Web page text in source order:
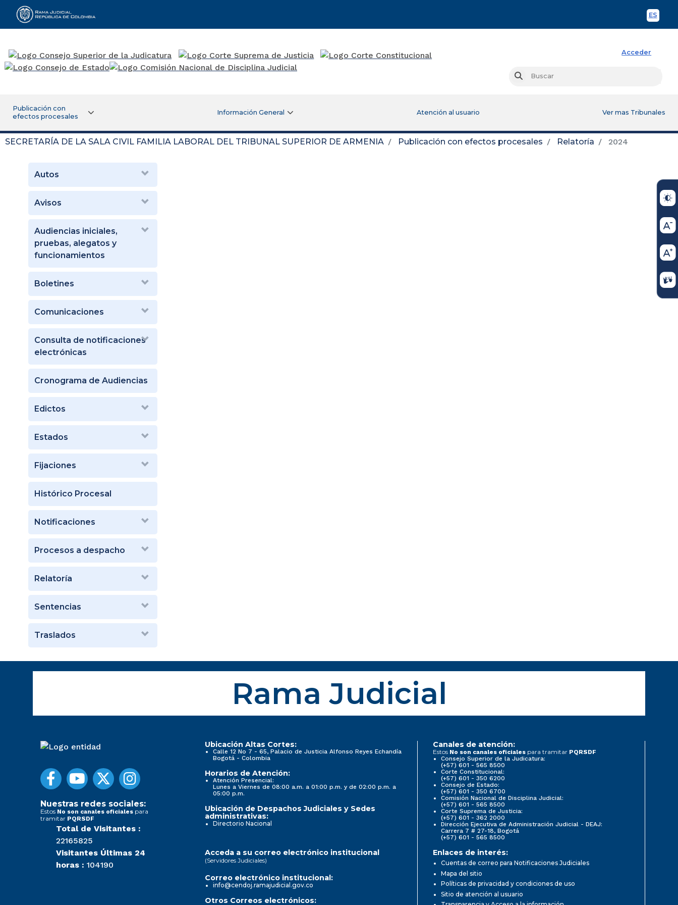
ES
Rama Judicial
Acceder
Buscar
Publicación con
efectos procesales
Información General Atención al usuario Ver mas Tribunales
SECRETARÍA DE LA SALA CIVIL FAMILIA LABORAL DEL TRIBUNAL SUPERIOR DE ARMENIA Publicación con efectos procesales Relatoría 2024
Autos
Avisos
Audiencias iniciales,
pruebas, alegatos y
funcionamientos
Boletines
Comunicaciones
Consulta de notificaciones
electrónicas
Cronograma de Audiencias
Edictos
Estados
Fijaciones
Histórico Procesal
Notificaciones
Procesos a despacho
Relatoría
Sentencias
Traslados
Rama Judicial
Nuestras redes sociales:
Estos No son canales oficiales para
tramitar PQRSDF
Total de Visitantes :
22165825
Visitantes Últimas 24
horas : 104190
Ubicación Altas Cortes:
Calle 12 No 7 - 65, Palacio de Justicia Alfonso Reyes Echandía
Bogotá - Colombia
Horarios de Atención:
Atención Presencial:
Lunes a Viernes de 08:00 a.m. a 01:00 p.m. y de 02:00 p.m. a
05:00 p.m.
Ubicación de Despachos Judiciales y Sedes
administrativas:
Directorio Nacional
Canales de atención:
Estos No son canales oficiales para tramitar PQRSDF
Consejo Superior de la Judicatura:
(+57) 601 - 565 8500
Corte Constitucional:
(+57) 601 - 350 6200
Consejo de Estado:
(+57) 601 - 350 6700
Comisión Nacional de Disciplina Judicial:
(+57) 601 - 565 8500
Corte Suprema de Justicia:
(+57) 601 - 362 2000
Dirección Ejecutiva de Administración Judicial - DEAJ:
Carrera 7 # 27-18, Bogotá
(+57) 601 - 565 8500
Acceda a su correo electrónico institucional
(Servidores Judiciales)
Correo electrónico institucional:
info@cendoj.ramajudicial.gov.co
Otros Correos electrónicos:
Enlaces de interés:
Cuentas de correo para Notificaciones Judiciales
Mapa del sitio
Políticas de privacidad y condiciones de uso
Sitio de atención al usuario